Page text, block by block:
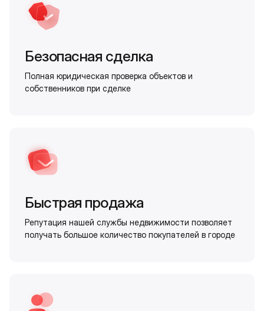
Безопасная сделка
Полная юридическая проверка объектов и
собственников при сделке
Быстрая продажа
Репутация нашей службы недвижимости позволяет
получать большое количество покупателей в городе